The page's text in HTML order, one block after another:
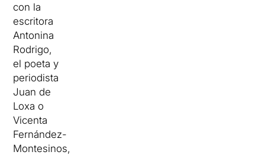
con la
escritora
Antonina
Rodrigo,
el poeta y
periodista
Juan de
Loxa o
Vicenta
Fernández-
Montesinos,